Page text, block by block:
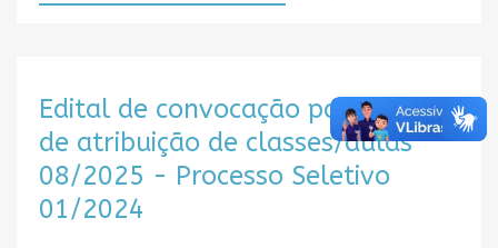
Edital de convocação para sessão
de atribuição de classes/aulas
08/2025 - Processo Seletivo
01/2024